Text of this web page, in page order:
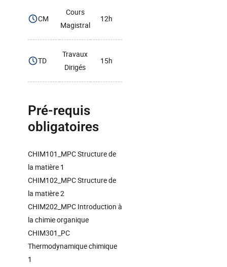
CM
Cours
Magistral
12h
TD
Travaux
Dirigés
15h
Pré-requis
obligatoires
CHIM101_MPC Structure de
la matière 1
CHIM102_MPC Structure de
la matière 2
CHIM202_MPC Introduction à
la chimie organique
CHIM301_PC
Thermodynamique chimique
1